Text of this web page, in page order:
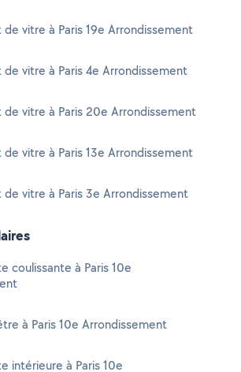
vitre à Paris 19e Arrondissement
vitre à Paris 4e Arrondissement
de vitre à Paris 20e Arrondissement
vitre à Paris 13e Arrondissement
vitre à Paris 3e Arrondissement
coulissante à Paris 10e
à Paris 10e Arrondissement
intérieure à Paris 10e